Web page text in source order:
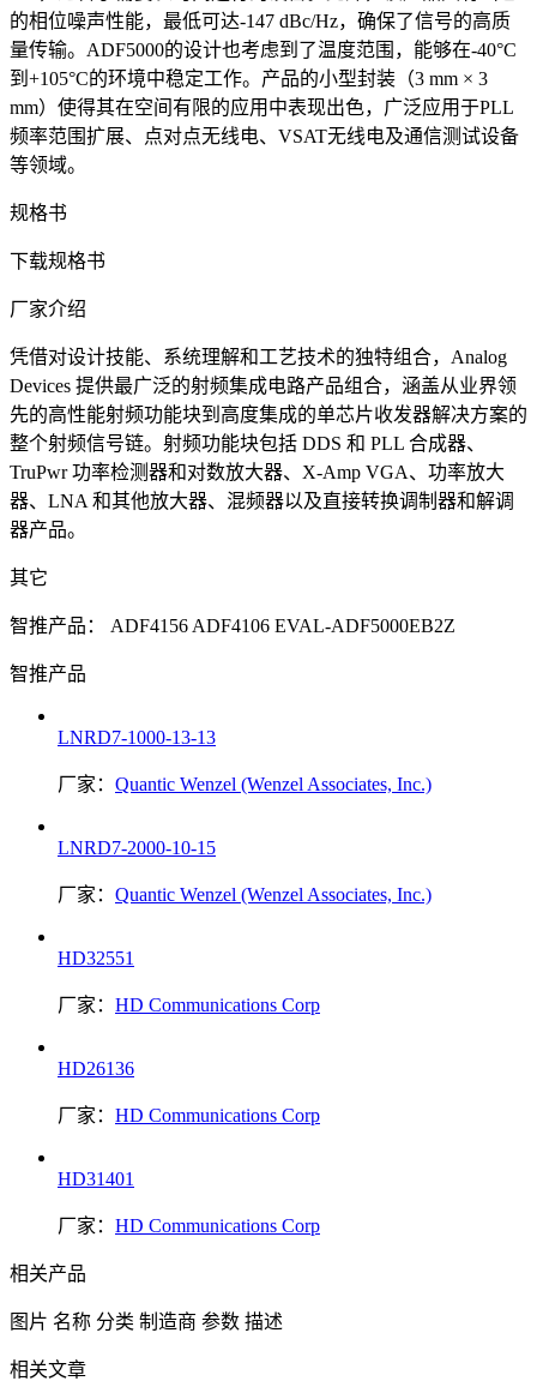
的相位噪声性能，最低可达-147 dBc/Hz，确保了信号的高质
量传输。ADF5000的设计也考虑到了温度范围，能够在-40°C
到+105°C的环境中稳定工作。产品的小型封装（3 mm × 3
mm）使得其在空间有限的应用中表现出色，广泛应用于PLL
频率范围扩展、点对点无线电、VSAT无线电及通信测试设备
等领域。
规格书
下载规格书
厂家介绍
凭借对设计技能、系统理解和工艺技术的独特组合，Analog
Devices 提供最广泛的射频集成电路产品组合，涵盖从业界领
先的高性能射频功能块到高度集成的单芯片收发器解决方案的
整个射频信号链。射频功能块包括 DDS 和 PLL 合成器、
TruPwr 功率检测器和对数放大器、X-Amp VGA、功率放大
器、LNA 和其他放大器、混频器以及直接转换调制器和解调
器产品。
其它
智推产品： ADF4156 ADF4106 EVAL-ADF5000EB2Z
智推产品
LNRD7-1000-13-13
厂家： Quantic Wenzel (Wenzel Associates, Inc.)
LNRD7-2000-10-15
厂家： Quantic Wenzel (Wenzel Associates, Inc.)
HD32551
厂家： HD Communications Corp
HD26136
厂家： HD Communications Corp
HD31401
厂家： HD Communications Corp
相关产品
图片 名称 分类 制造商 参数 描述
相关文章